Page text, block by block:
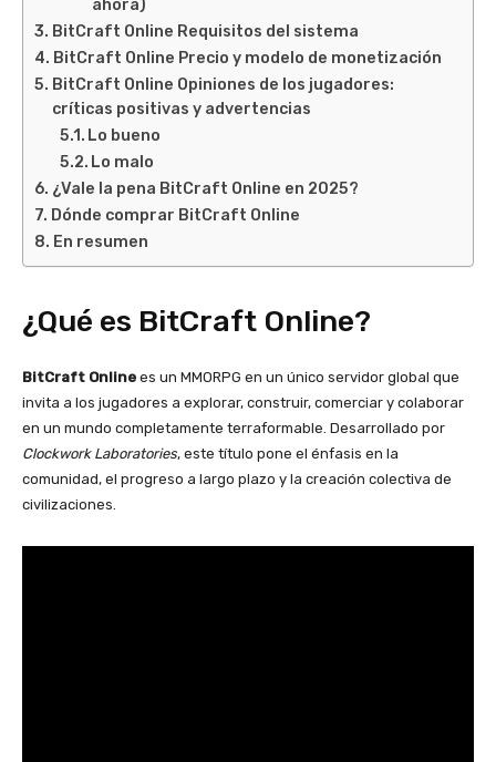
ahora)
BitCraft Online Requisitos del sistema
BitCraft Online Precio y modelo de monetización
BitCraft Online Opiniones de los jugadores:
críticas positivas y advertencias
Lo bueno
Lo malo
¿Vale la pena BitCraft Online en 2025?
Dónde comprar BitCraft Online
En resumen
¿Qué es BitCraft Online?
BitCraft Online es un MMORPG en un único servidor global que
invita a los jugadores a explorar, construir, comerciar y colaborar
en un mundo completamente terraformable. Desarrollado por
Clockwork Laboratories, este título pone el énfasis en la
comunidad, el progreso a largo plazo y la creación colectiva de
civilizaciones.